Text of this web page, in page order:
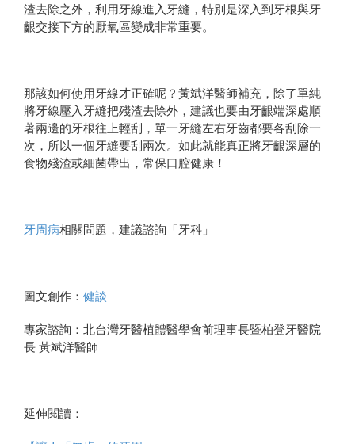
渣去除之外，利用牙線進入牙縫，特別是深入到牙根與牙
齦交接下方的厭氧區變成非常重要。
那該如何使用牙線才正確呢？黃斌洋醫師補充，除了單純
將牙線壓入牙縫把殘渣去除外，建議也要由牙齦端深處順
著兩邊的牙根往上輕刮，單一牙縫左右牙齒都要各刮除一
次，所以一個牙縫要刮兩次。如此就能真正將牙齦深層的
食物殘渣或細菌帶出，常保口腔健康！
牙周病相關問題，建議諮詢「牙科」
圖文創作： 健談
專家諮詢：北台灣牙醫植體醫學會前理事長暨柏登牙醫院
長 黃斌洋醫師
延伸閱讀：